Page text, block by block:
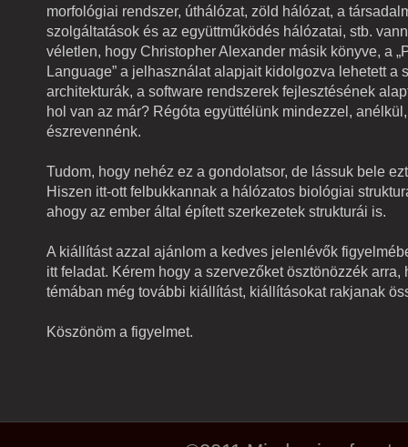
morfológiai rendszer, úthálózat, zöld hálózat, a
szolgáltatások és az együttműködés hálózatai, stb.
véletlen, hogy Christopher Alexander másik könyve, a
Language” a jelhasználat alapjait kidolgozva lehetett a
architekturák, a software rendszerek fejlesztésének
hol van az már? Régóta együttélünk mindezzel,
észrevennénk.
Tudom, hogy nehéz ez a gondolatsor, de lássuk bele
Hiszen itt-ott felbukkannak a hálózatos biológiai
ahogy az ember által épített szerkezetek strukturái is.
A kiállítást azzal ajánlom a kedves jelenlévők
itt feladat. Kérem hogy a szervezőket ösztönözzék arra,
témában még további kiállítást, kiállításokat rakjanak
Köszönöm a figyelmet.